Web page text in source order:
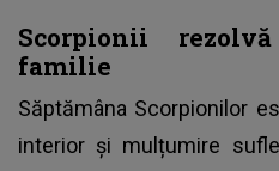
Scorpionii
familie
Săptămâna Scorpionilor
interior și mulțumire